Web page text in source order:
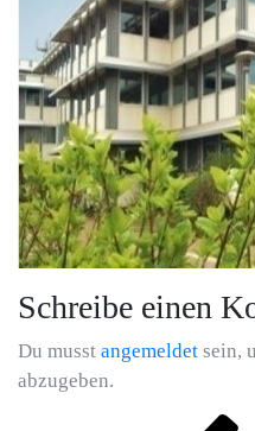
Schreibe einen
Du musst angemeldet sein,
abzugeben.